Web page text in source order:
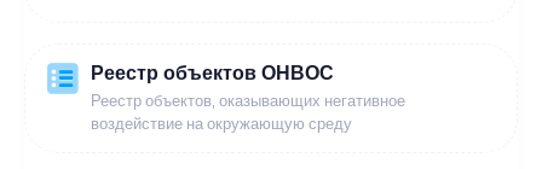
Реестр объектов ОНВОС
Реестр объектов, оказывающих негативное
воздействие на окружающую среду